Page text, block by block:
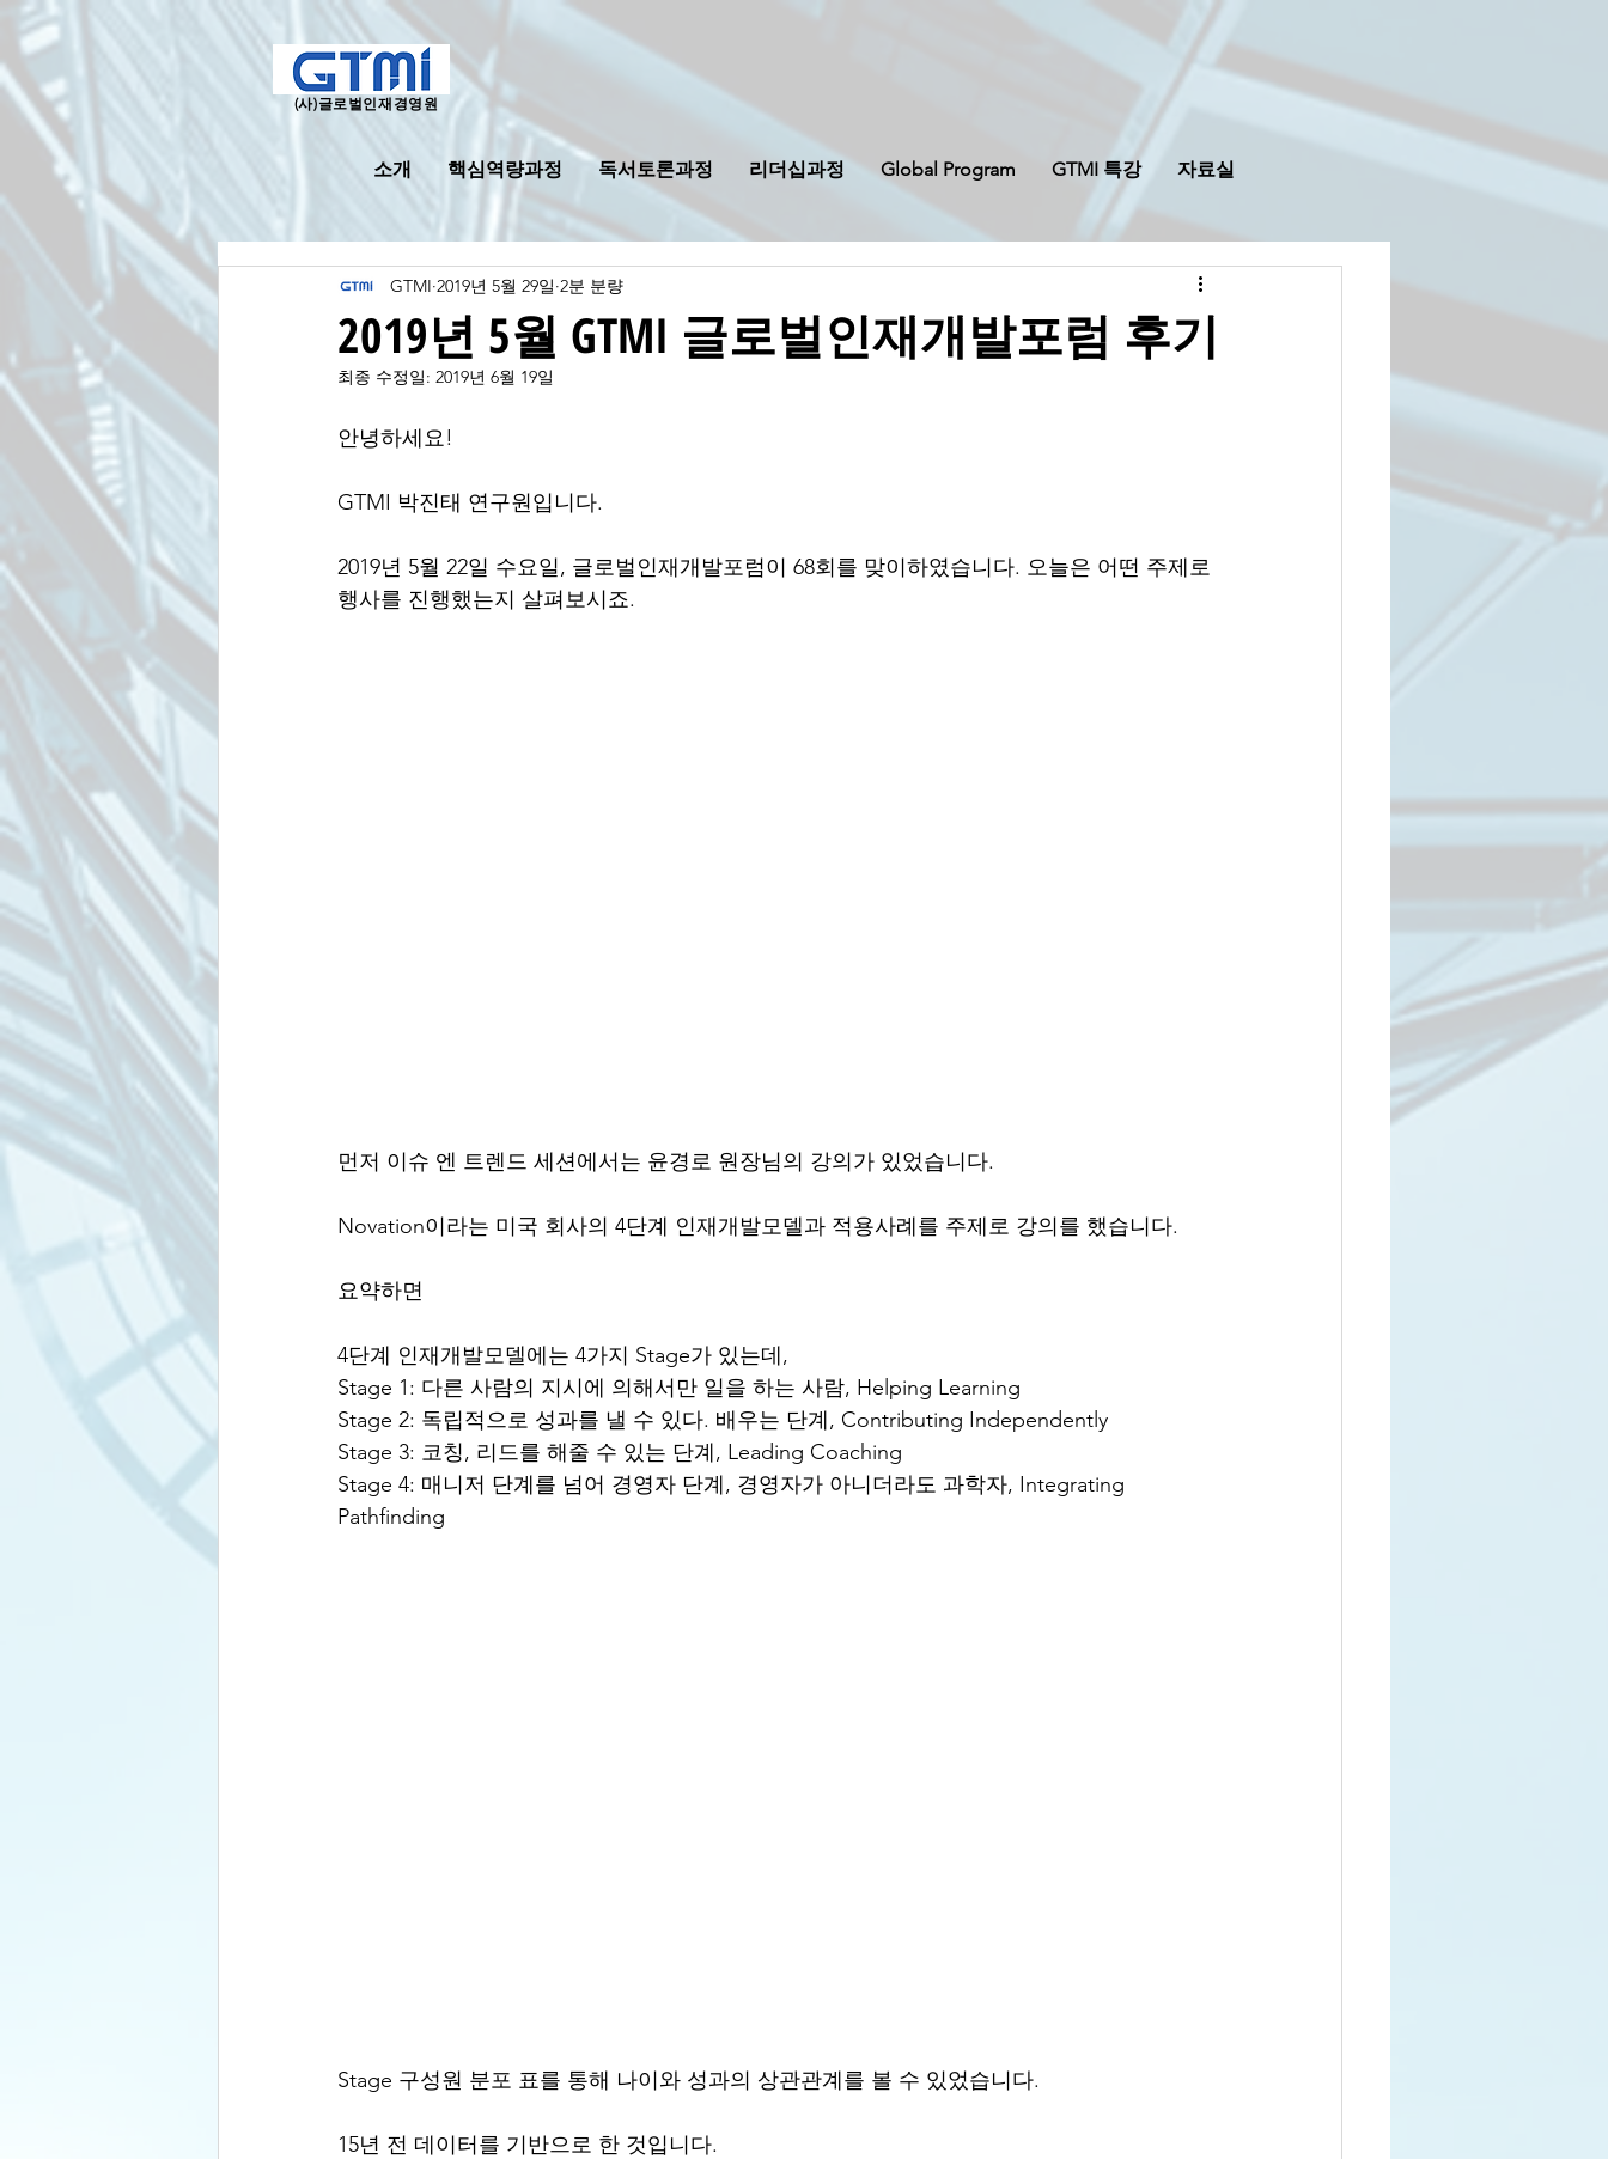
(사)글로벌인재경영원
소개 핵심역량과정 독서토론과정 리더십과정 Global Program GTMI 특강 자료실
2019년 5월 GTMI 글로벌인재개발포럼 후기
GTMI 2019년 5월 29일 2분 분량
최종 수정일: 2019년 6월 19일
안녕하세요!
GTMI 박진태 연구원입니다.
2019년 5월 22일 수요일, 글로벌인재개발포럼이 68회를 맞이하였습니다. 오늘은 어떤 주제로
행사를 진행했는지 살펴보시죠.
먼저 이슈 엔 트렌드 세션에서는 윤경로 원장님의 강의가 있었습니다.
Novation이라는 미국 회사의 4단계 인재개발모델과 적용사례를 주제로 강의를 했습니다.
요약하면
4단계 인재개발모델에는 4가지 Stage가 있는데,
Stage 1: 다른 사람의 지시에 의해서만 일을 하는 사람, Helping Learning
Stage 2: 독립적으로 성과를 낼 수 있다. 배우는 단계, Contributing Independently
Stage 3: 코칭, 리드를 해줄 수 있는 단계, Leading Coaching
Stage 4: 매니저 단계를 넘어 경영자 단계, 경영자가 아니더라도 과학자, Integrating
Pathfinding
Stage 구성원 분포 표를 통해 나이와 성과의 상관관계를 볼 수 있었습니다.
15년 전 데이터를 기반으로 한 것입니다.